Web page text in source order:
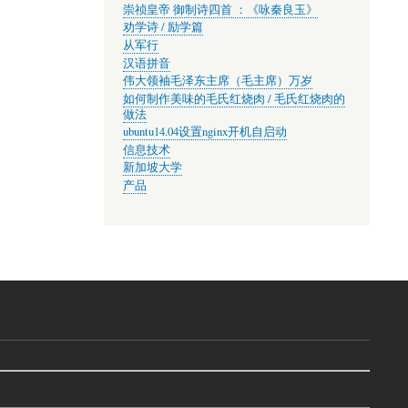
崇祯皇帝 御制诗四首 ：《咏秦良玉》
劝学诗 / 励学篇
从军行
汉语拼音
伟大领袖毛泽东主席（毛主席）万岁
如何制作美味的毛氏红烧肉 / 毛氏红烧肉的
做法
ubuntu14.04设置nginx开机自启动
信息技术
新加坡大学
产品